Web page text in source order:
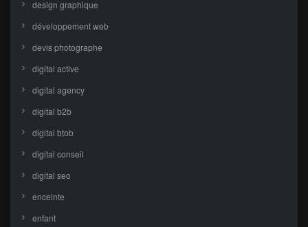
design graphique
développement web
devis photographe
digital active
digital agency
digital b2b
digital btob
digital conseil
digital seo
enceinte
enfant